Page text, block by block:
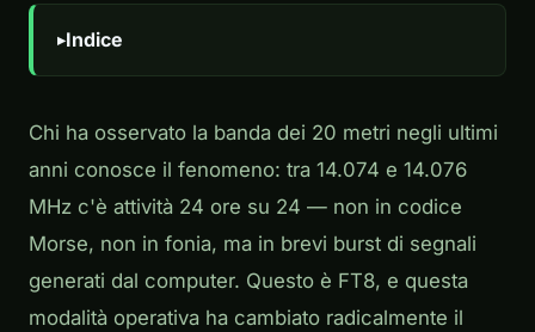
Indice
Chi ha osservato la banda dei 20 metri negli ultimi
anni conosce il fenomeno: tra 14.074 e 14.076
MHz c'è attività 24 ore su 24 — non in codice
Morse, non in fonia, ma in brevi burst di segnali
generati dal computer. Questo è FT8, e questa
modalità operativa ha cambiato radicalmente il